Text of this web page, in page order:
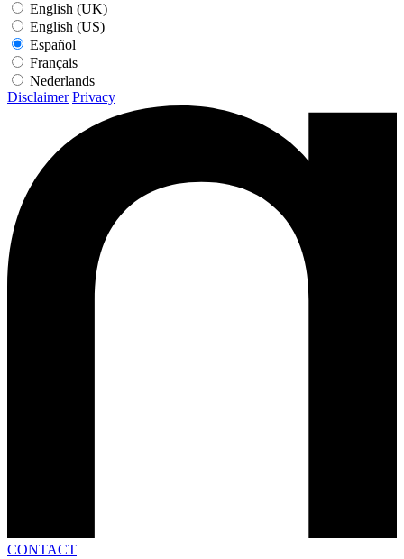
English (UK)
English (US)
Español
Français
Nederlands
Disclaimer Privacy
CONTACT